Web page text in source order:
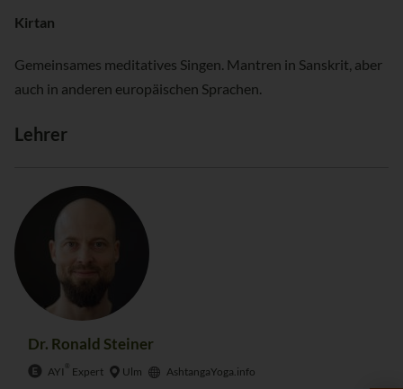
Kirtan
Gemeinsames meditatives Singen. Mantren in Sanskrit, aber
auch in anderen europäischen Sprachen.
Lehrer
Dr. Ronald Steiner
AYI Expert Ulm AshtangaYoga.info